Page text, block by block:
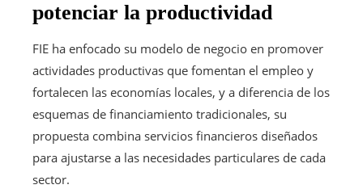
potenciar la productividad
FIE ha enfocado su modelo de negocio en promover
actividades productivas que fomentan el empleo y
fortalecen las economías locales, y a diferencia de los
esquemas de financiamiento tradicionales, su
propuesta combina servicios financieros diseñados
para ajustarse a las necesidades particulares de cada
sector.